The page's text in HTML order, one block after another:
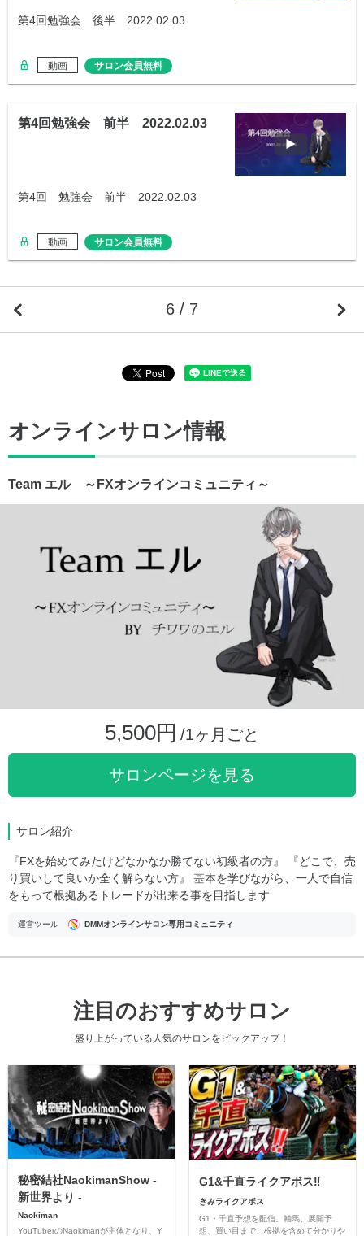
第4回勉強会 後半 2022.02.03
動画 サロン会員無料
第4回勉強会 前半 2022.02.03
第4回 勉強会 前半 2022.02.03
動画 サロン会員無料
6 / 7
オンラインサロン情報
Team エル ～FXオンラインコミュニティ～
5,500円 /1ヶ月ごと
サロンページを見る
サロン紹介
『FXを始めてみたけどなかなか勝てない初級者の方』 『どこで、売
り買いして良いか全く解らない方』 基本を学びながら、一人で自信
をもって根拠あるトレードが出来る事を目指します
運営ツール DMMオンラインサロン専用コミュニティ
注目のおすすめサロン
盛り上がっている人気のサロンをピックアップ！
秘密結社NaokimanShow -
新世界より -
Naokiman
YouTuberのNaokimanが主体となり、Y
G1&千直ライクアボス‼️
きみライクアボス
G1・千直予想を配信。軸馬、展開予
想、買い目まで、根拠を含めて分かりや